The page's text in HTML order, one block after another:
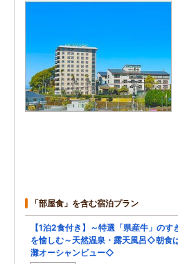
「部屋食」を含む宿泊プラン
【1泊2食付き】～特選「県産牛」のす
を愉しむ～天然温泉・露天風呂◇朝食
灘オーシャンビュー◇